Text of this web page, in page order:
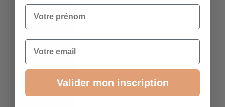
Indonesia
(EUR €)
Iraq (EUR
Votre prénom
Email
Valider mon inscription